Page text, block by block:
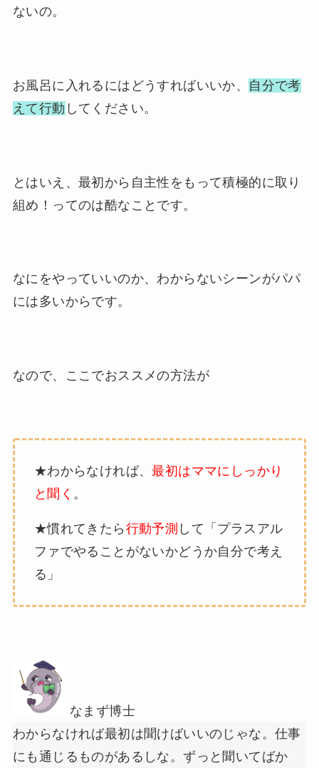
ないの。
お風呂に入れるにはどうすればいいか、 自分で考
えて行動 してください。
とはいえ、最初から自主性をもって積極的に取り
組め！ってのは酷なことです。
なにをやっていいのか、わからないシーンがパパ
には多いからです。
なので、ここでおススメの方法が
★わからなければ、最初はママにしっかり
と聞く 。
★慣れてきたら 行動予測 して「プラスアル
ファでやることがないかどうか自分で考え
る」
なまず博士
わからなければ最初は聞けばいいのじゃな。仕事
にも通じるものがあるしな。ずっと聞いてばか